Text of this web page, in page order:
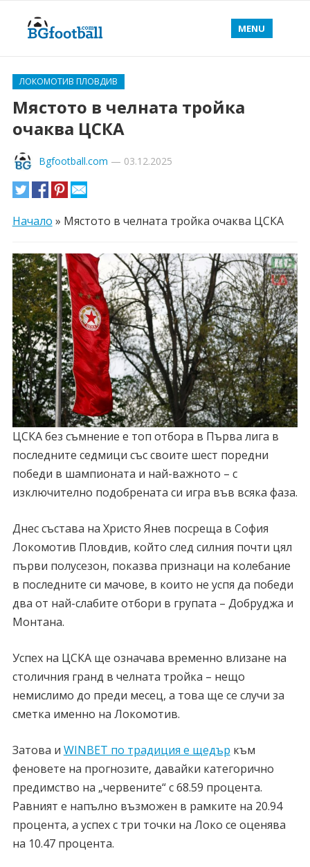
MENU
ЛОКОМОТИВ ПЛОВДИВ
Мястото в челната тройка
очаква ЦСКА
Bgfootball.com — 03.12.2025
Начало » Мястото в челната тройка очаква ЦСКА
ЦСКА без съмнение е топ отбора в Първа лига в
последните седмици със своите шест поредни
победи в шампионата и най-важното – с
изключително подобрената си игра във всяка фаза.
Днес състава на Христо Янев посреща в София
Локомотив Пловдив, който след силния почти цял
първи полусезон, показва признаци на колебание
в последните си мачове, в които не успя да победи
два от най-слабите отбори в групата – Добруджа и
Монтана.
Успех на ЦСКА ще означава временно влизане на
столичния гранд в челната тройка – нещо
немислимо до преди месец, а това ще се случи за
сметка именно на Локомотив.
Затова и WINBET по традиция е щедър към
феновете на прогнозите, давайки категорично
предимство на „червените“ с 68.59 процента.
Равният е напълно възможен в рамките на 20.94
процента, а успех с три точки на Локо се оценява
на 10.47 процента.